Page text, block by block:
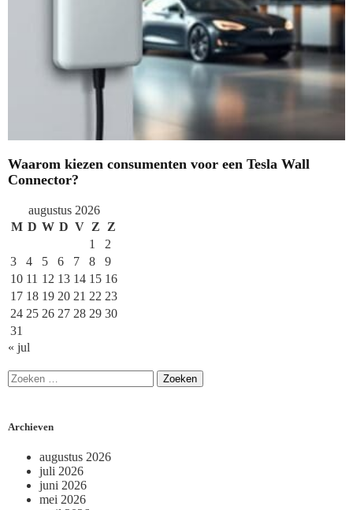
Waarom kiezen consumenten voor een Tesla Wall
Connector?
augustus 2026
M D W D V Z
Z
1
2
3
4 5 6 7 8
9
10 11 12 13 14 15 16
17 18 19 20 21 22 23
24 25 26 27 28 29 30
31
« jul
Archieven
augustus 2026
juli 2026
juni 2026
mei 2026